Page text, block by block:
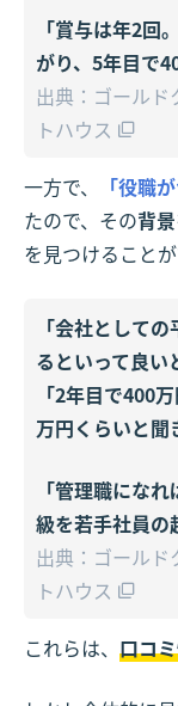
「賞与は年2回
がり、5年目で
出典：ゴール
トハウス
一方で、
「役職
たので、その背景
を見つけることが
「会社として
るといって良い
「2年目で400
万円くらいと聞
「管理職にな
級を若手社員の
出典：ゴール
トハウス
これらは、 口コ